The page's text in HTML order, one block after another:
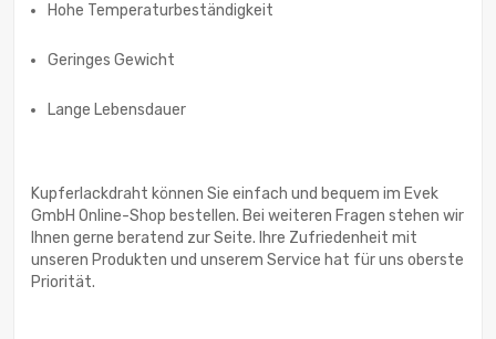
Hohe Temperaturbeständigkeit
Geringes Gewicht
Lange Lebensdauer
Kupferlackdraht können Sie einfach und bequem im Evek
GmbH Online-Shop bestellen. Bei weiteren Fragen stehen wir
Ihnen gerne beratend zur Seite. Ihre Zufriedenheit mit
unseren Produkten und unserem Service hat für uns oberste
Priorität.